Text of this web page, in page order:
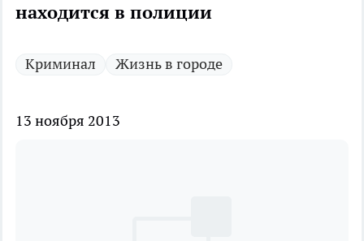
находится в полиции
Криминал Жизнь в городе
13 ноября 2013